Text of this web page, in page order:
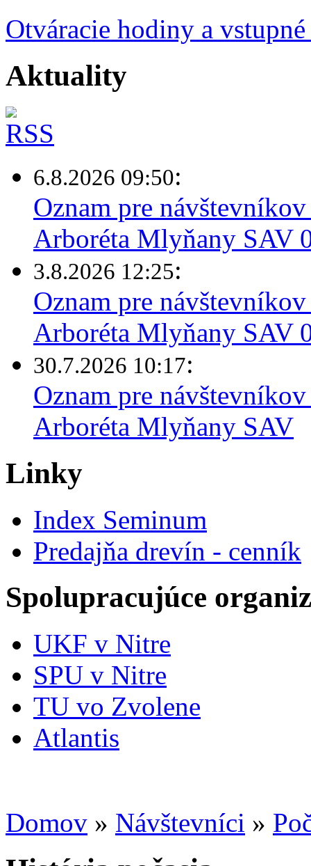
Otváracie hodiny a
Aktuality
6.8.2026 09:50:
Oznam pre
Arboréta Mlyňany SAV
3.8.2026 12:25:
Oznam pre
Arboréta Mlyňany SAV
30.7.2026 10:17:
Oznam pre
Arboréta Mlyňany SAV
Linky
Index Seminum
Predajňa drevín - cenník
Spolupracujúce
UKF v Nitre
SPU v Nitre
TU vo Zvolene
Atlantis
Domov » Návštevníci »